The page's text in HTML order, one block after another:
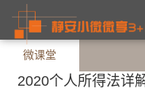
微课堂
2020个人所得法详